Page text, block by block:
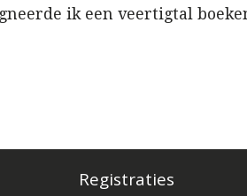
ik een veertigtal
Registraties